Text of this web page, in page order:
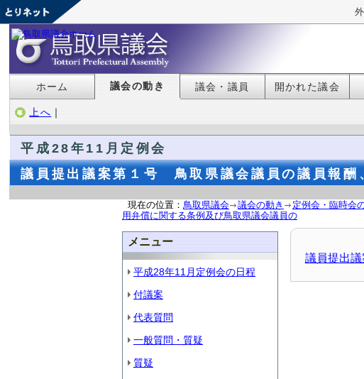
ホーム 議会の動き 議会・議員 開かれた議会
上へ ｜
平成28年11月定例会
議員提出議案第１号 鳥取県議会議員の議員報酬
現在の位置： 鳥取県議会 議会の動き 定例会・臨時会
用弁償に関する条例及び鳥取県議会議員の
メニュー
平成28年11月定例会の日程
付議案
代表質問
一般質問・質疑
質疑
議員提出